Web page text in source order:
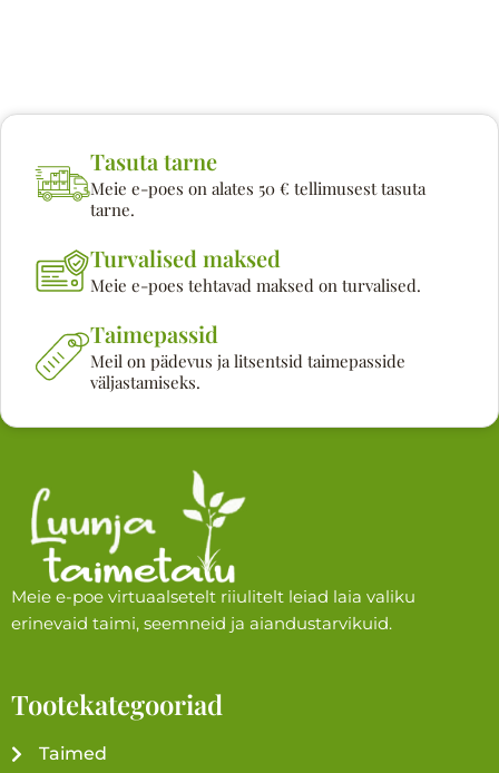
Tasuta tarne
Meie e-poes on alates 50 € tellimusest tasuta
tarne.
Turvalised maksed
Meie e-poes tehtavad maksed on turvalised.
Taimepassid
Meil on pädevus ja litsentsid taimepasside
väljastamiseks.
Meie e-poe virtuaalsetelt riiulitelt leiad laia valiku
erinevaid taimi, seemneid ja aiandustarvikuid.
Tootekategooriad
Taimed